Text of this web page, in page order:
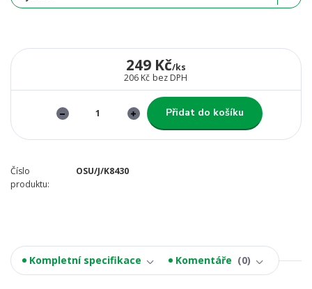
249 Kč/ks
206 Kč bez DPH
Přidat do košíku
Číslo
produktu:
OSU/J/K8430
Kompletní specifikace Komentáře 0